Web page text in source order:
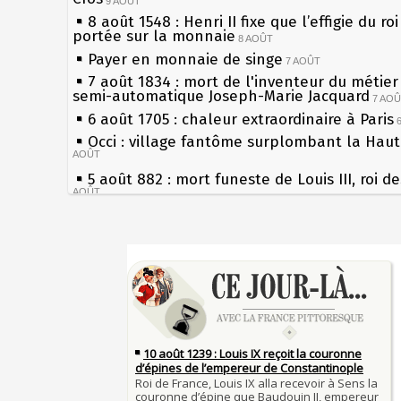
8 août 1548 : Henri II fixe que l’effigie du
portée sur la monnaie 8 AOÛT
Payer en monnaie de singe 7 AOÛT
7 août 1834 : mort de l'inventeur du
semi-automatique Joseph-Marie Jacquard 7
6 août 1705 : chaleur extraordinaire à Paris
Occi : village fantôme surplombant la
AOÛT
5 août 882 : mort funeste de Louis III, roi
AOÛT
Rouelle 3 AOÛT
Musée Jean de La Fontaine : réouverture
rénovation 2 AOÛT
2 août 1802 : Bonaparte est nommé
1er août 1589 : Henri III est poignardé à
par Jacques Clément, moine jacobin 1ER AOÛT
les siècles
27 mai 1610 : supplice de François
du roi Henri IV
Pierre qui roule n'amasse pas mousse
Qui aime bien châtie bien
Tout vient à point à qui sait attendre
François II (né le 19 janvier 1544, mort le 5